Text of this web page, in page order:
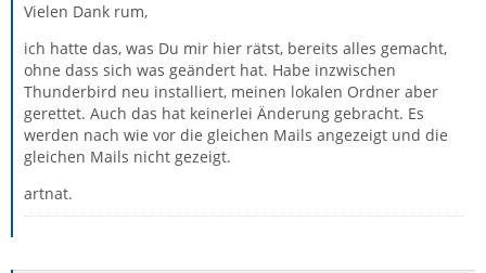
Vielen Dank rum,
ich hatte das, was Du mir hier rätst, bereits alles gemacht,
ohne dass sich was geändert hat. Habe inzwischen
Thunderbird neu installiert, meinen lokalen Ordner aber
gerettet. Auch das hat keinerlei Änderung gebracht. Es
werden nach wie vor die gleichen Mails angezeigt und die
gleichen Mails nicht gezeigt.
artnat.